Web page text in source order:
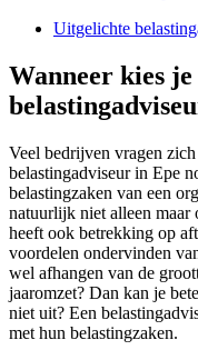
Uitgelichte
Wanneer kies je
Veel bedrijven vragen
belastingadviseur in Epe
belastingzaken van een
natuurlijk niet alleen maar
heeft ook betrekking op
voordelen ondervinden
wel afhangen van de
jaaromzet? Dan kan je
niet uit? Een
met hun belastingzaken.